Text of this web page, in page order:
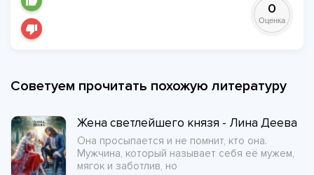
0
Оценка
Советуем прочитать похожую литературу
Жена светлейшего князя - Лина Деева
Она просыпается и не помнит, кто она.
Мужчина, который называет себя её мужем,
мягок и заботлив, но